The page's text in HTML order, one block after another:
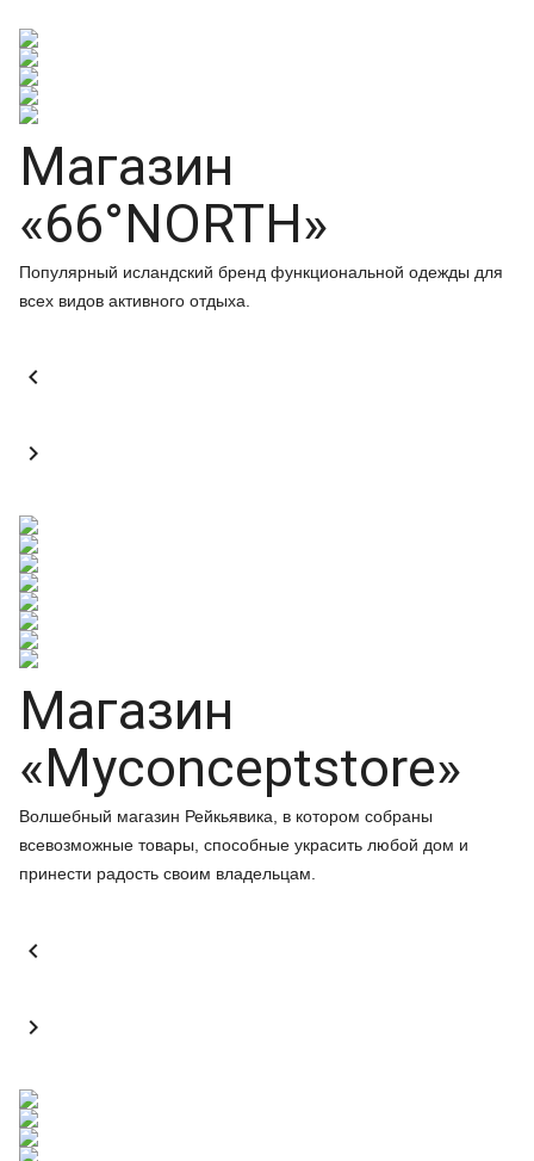
Магазин
«66°NORTH»
Популярный исландский бренд функциональной одежды для
всех видов активного отдыха.


Магазин
«Myconceptstore»
Волшебный магазин Рейкьявика, в котором собраны
всевозможные товары, способные украсить любой дом и
принести радость своим владельцам.

